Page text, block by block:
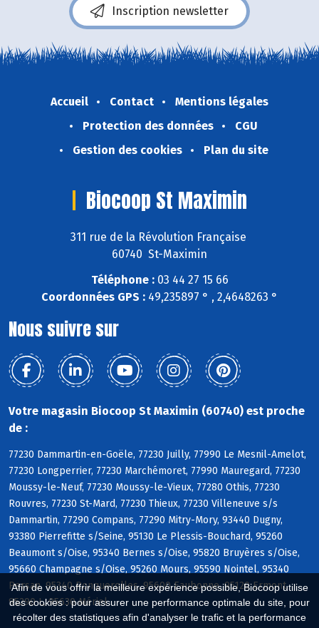
Afin de vous offrir la meilleure expérience possible, Biocoop utilise
des cookies : pour assurer une performance optimale du site, pour
récolter des statistiques afin d'analyser le trafic et la performance
Inscription newsletter
Accueil Contact
Mentions légales
Protection des données
CGU
Gestion des cookies
Plan du site
Biocoop St Maximin
311 rue de la Révolution Française
60740 St-Maximin
Téléphone :03 44 27 15 66
Coordonnées GPS : 49,235897 ° , 2,4648263 °
Nous suivre sur
Votre magasin Biocoop St Maximin (60740) est proche
de :
77230 Dammartin-en-Goële, 77230 Juilly, 77990 Le Mesnil-Amelot,
77230 Longperrier, 77230 Marchémoret, 77990 Mauregard, 77230
Moussy-le-Neuf, 77230 Moussy-le-Vieux, 77280 Othis, 77230
Rouvres, 77230 St-Mard, 77230 Thieux, 77230 Villeneuve s/s
Dammartin, 77290 Compans, 77290 Mitry-Mory, 93440 Dugny,
93380 Pierrefitte s/Seine, 95130 Le Plessis-Bouchard, 95260
Beaumont s/Oise, 95340 Bernes s/Oise, 95820 Bruyères s/Oise,
95660 Champagne s/Oise, 95260 Mours, 95590 Nointel, 95340
Persan, 95340 Ronquerolles, 95600 Eaubonne, 95120 Ermont,
95290 L, 95630 Mériel